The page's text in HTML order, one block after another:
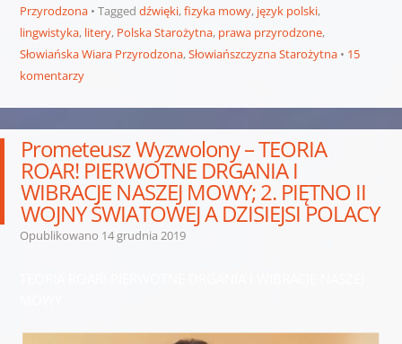
Przyrodzona
Tagged dźwięki,fizyka mowy, język polski,
lingwistyka, litery, Polska Starożytna, prawa przyrodzone,
Słowiańska Wiara Przyrodzona,Słowiańszczyzna Starożytna
15
komentarzy
Prometeusz Wyzwolony – TEORIA
ROAR! PIERWOTNE DRGANIA I
WIBRACJE NASZEJ MOWY; 2. PIĘTNO II
WOJNY ŚWIATOWEJ A DZISIEJSI POLACY
Opublikowano 14 grudnia 2019